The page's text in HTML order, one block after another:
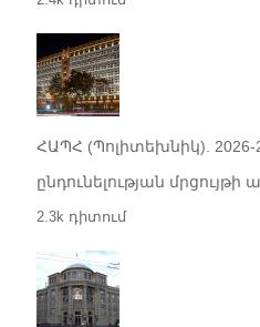
ՀԱՊՀ (Պոլիտեխնիկ).
ընդունելության մրցույթի
2.3k դիտում